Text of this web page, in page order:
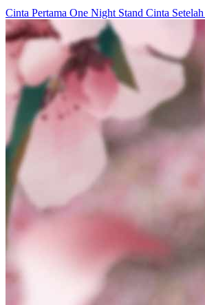
Cinta Pertama One Night Stand Cinta